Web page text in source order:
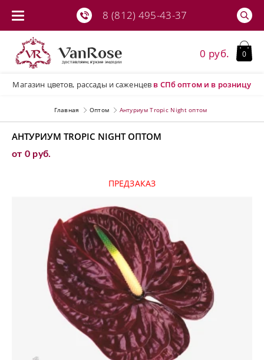
8 (812) 495-43-37
Магазин цветов, рассады и саженцев в СПбоптом и в розницу
0 руб. 0
Главная Оптом Антуриум Tropic Night оптом
АНТУРИУМ TROPIC NIGHT ОПТОМ
от 0 руб.
ПРЕДЗАКАЗ